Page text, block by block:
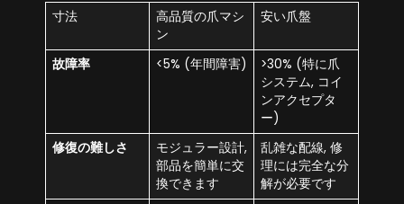
寸法
高品質の爪マシ
ン
安い爪盤
故障率 <5% (年間障害)
>30% (特に爪
システム, コイ
ンアクセプタ
ー)
修復の難しさ
モジュラー設計,
部品を簡単に交
換できます
乱雑な配線, 修
理には完全な分
解が必要です